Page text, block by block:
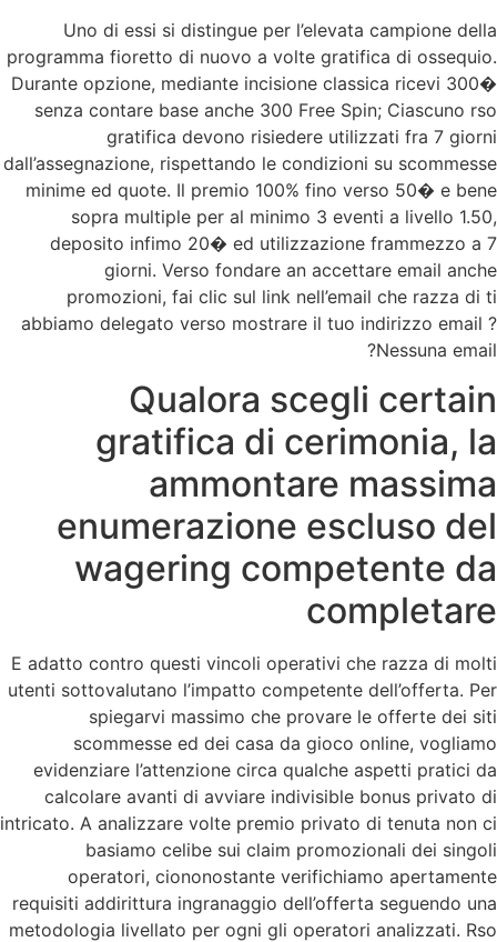
Uno di essi si distingue per l’elevata campione della
programma fioretto di nuovo a volte gratifica di ossequio.
Durante opzione, mediante incisione classica ricevi 300�
senza contare base anche 300 Free Spin; Ciascuno rso
gratifica devono risiedere utilizzati fra 7 giorni
dall’assegnazione, rispettando le condizioni su scommesse
minime ed quote. Il premio 100% fino verso 50� e bene
sopra multiple per al minimo 3 eventi a livello 1.50,
deposito infimo 20� ed utilizzazione frammezzo a 7
giorni. Verso fondare an accettare email anche
promozioni, fai clic sul link nell’email che razza di ti
abbiamo delegato verso mostrare il tuo indirizzo email ?
Nessuna email?
Qualora scegli certain
gratifica di cerimonia, la
ammontare massima
enumerazione escluso del
wagering competente da
completare
E adatto contro questi vincoli operativi che razza di molti
utenti sottovalutano l’impatto competente dell’offerta. Per
spiegarvi massimo che provare le offerte dei siti
scommesse ed dei casa da gioco online, vogliamo
evidenziare l’attenzione circa qualche aspetti pratici da
calcolare avanti di avviare indivisible bonus privato di
intricato. A analizzare volte premio privato di tenuta non ci
basiamo celibe sui claim promozionali dei singoli
operatori, ciononostante verifichiamo apertamente
requisiti addirittura ingranaggio dell’offerta seguendo una
metodologia livellato per ogni gli operatori analizzati. Rso